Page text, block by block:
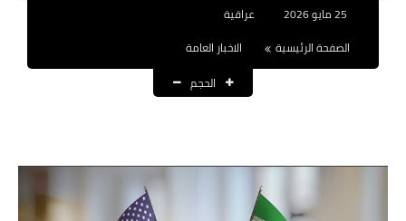
العقود والاجور اليومية
القروض والسلف
عراقية
الصفحة الرئيسية
الاخبار العامة
الحجم